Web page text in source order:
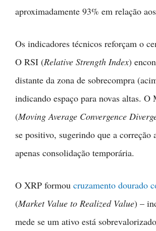
aproximadamente 93% em relação aos
Os indicadores técnicos reforçam o
O RSI (Relative Strength Index)
distante da zona de sobrecompra
indicando espaço para novas altas. O
(Moving Average Convergence
se positivo, sugerindo que a correção
apenas consolidação temporária.
O XRP formou cruzamento dourado
(Market Value to Realized Value) –
mede se um ativo está